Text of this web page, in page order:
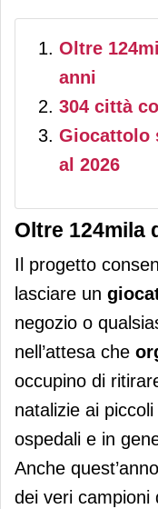
Oltre
anni
304 città
Giocattolo
al 2026
Oltre 124mila
Il progetto
lasciare un
negozio o
nell’attesa che
occupino di
natalizie ai
ospedali e in
Anche
dei veri campioni